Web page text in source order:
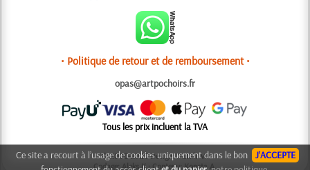
• Politique de retour et de remboursement •
opas@artpochoirs.fr
Tous les prix incluent la TVA
© 2006-2025 Design: Natali M.
Codage: Aleks K.; Contenu: Konsta A.
J’ACCEPTE
Ce site a recourt à l’usage de cookies uniquement dans le bon